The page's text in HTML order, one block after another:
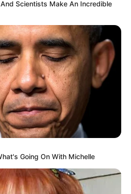
Scientists Make An Incredible
Going On With Michelle